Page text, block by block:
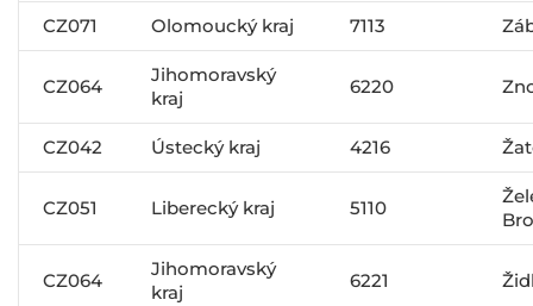
CZ071 Olomoucký kraj 7113
CZ064
Jihomoravský
kraj
6220
CZ042 Ústecký kraj 4216
CZ051 Liberecký kraj 5110
CZ064
Jihomoravský
kraj
6221